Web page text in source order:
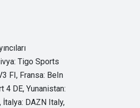
Tigo Sports
FI, Fransa: BeIn
4 DE, Yunanistan:
İtalya: DAZN Italy,